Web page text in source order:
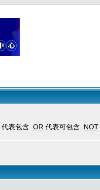
代表包含. OR 代表可包含. NOT